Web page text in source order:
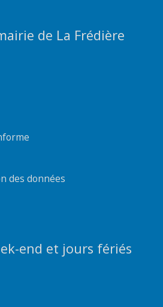
de La Frédière
des données
end et jours fériés